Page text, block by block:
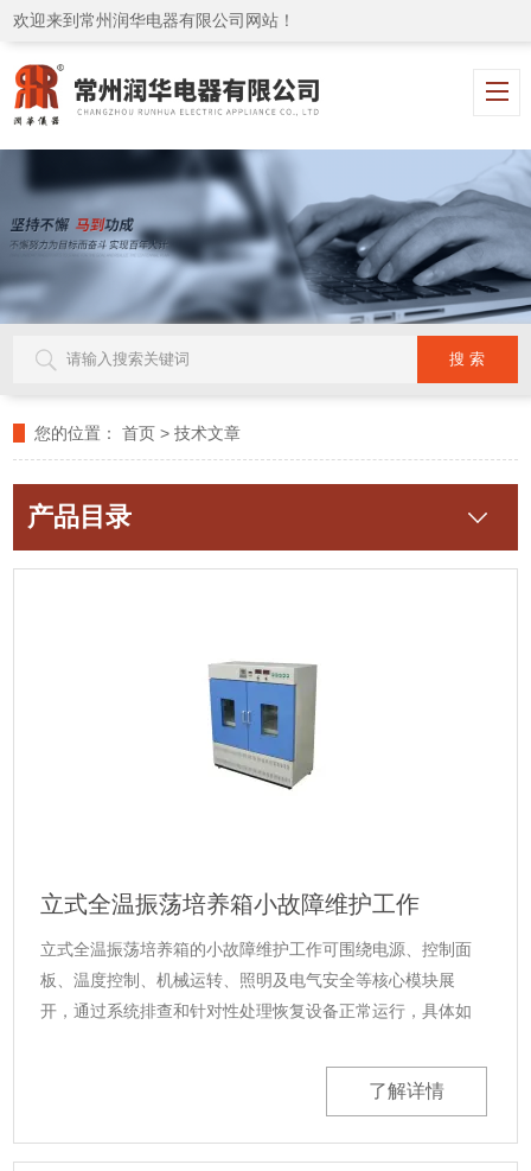
欢迎来到常州润华电器有限公司网站！
您的位置： 首页 >技术文章
产品目录
立式全温振荡培养箱小故障维护工作
立式全温振荡培养箱的小故障维护工作可围绕电源、控制面
板、温度控制、机械运转、照明及电气安全等核心模块展
开，通过系统排查和针对性处理恢复设备正常运行，具体如
动。2.原因：电源未接通、保险丝熔断或断路器跳闸。3.处
了解详情